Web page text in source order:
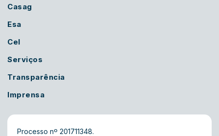
Casag
Esa
Cel
Serviços
Transparência
Imprensa
Processo nº 201711348.